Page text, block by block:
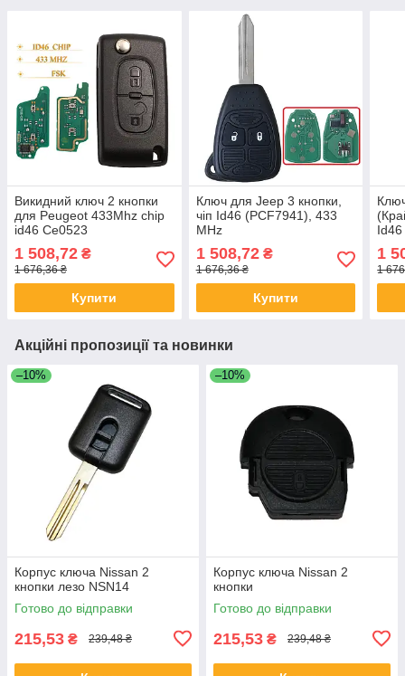
Викидний ключ 2 кнопки
для Peugeot 433Mhz chip
id46 Ce0523
1 508,72 ₴
1 676,36 ₴
Купити
Ключ для Jeep 3 кнопки,
чіп Id46 (PCF7941), 433
MHz
1 508,72₴
1 676,36 ₴
Купити
1
1
Акційні пропозиції та новинки
–10%
Корпус ключа Nissan 2
кнопки лезо NSN14
Готово до відправки
215,53 ₴ 239,48 ₴
–10%
Корпус ключа Nissan 2
кнопки
Готово до відправки
215,53 ₴ 239,48 ₴